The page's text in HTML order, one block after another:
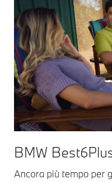
BMW
Ancora più tempo per